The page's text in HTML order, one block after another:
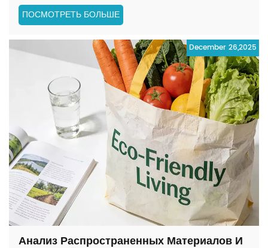
упаковки из Китая) рад объявить об официальном
запуске своего англоязычного веб-
сайта.https://www.ucleanplastic.com)! Эта
совершенно новая онлайн-платформа — важный шаг в
углублен...
ПОСМОТРЕТЬ БОЛЬШЕ
December 26,2025
Анализ Распространенных Материалов И